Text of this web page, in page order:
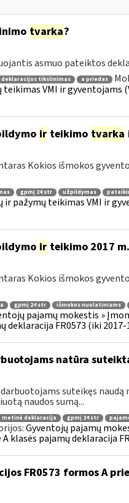
tvarka?
asmuo pateiktos
deklaracijos tikslinimas a priedas
VMI ir gyventojams
irteikimo tvarka
Kokios išmokos
gpmį 24 str užpildymas
pažymų teikimas VMI ir
irteikimo 2017
Kokios išmokos
gpmį 24 str išmokos nuolatiniams
pajamų mokestis »
deklaracija FR0573 (iki 2017-
natūra
suteikęs
naudos sumą...
metinė deklaracija gpmį 24 str
Gyventojų pajamų
klasės pajamų deklaracija
FR0573 formos A